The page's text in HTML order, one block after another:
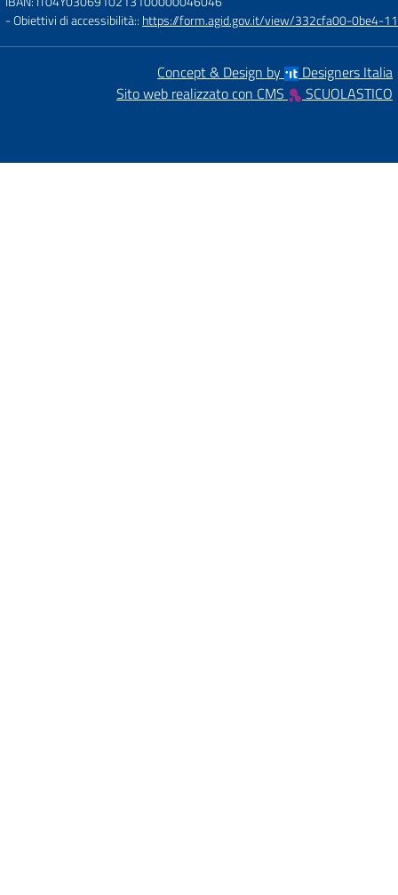
- Obiettivi di accessibilità:: https://form.agid.gov.it/view/332cfa00-0be4-
Concept & Design by
Designers Italia
Sito web realizzato con CMS
SCUOLASTICO